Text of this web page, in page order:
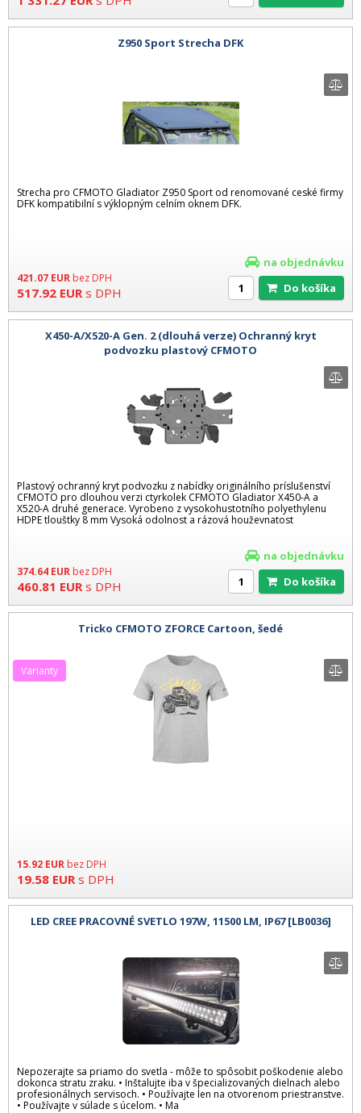
Z950 Sport Strecha DFK
Strecha pro CFMOTO Gladiator Z950 Sport od renomované ceské firmy
DFK kompatibilní s výklopným celním oknem DFK.
421.07 EUR bez DPH
517.92 EUR s DPH
na objednávku
Do košíka
X450-A/X520-A Gen. 2 (dlouhá verze) Ochranný kryt
podvozku plastový CFMOTO
Plastový ochranný kryt podvozku z nabídky originálního príslušenství
CFMOTO pro dlouhou verzi ctyrkolek CFMOTO Gladiator X450-A a
X520-A druhé generace. Vyrobeno z vysokohustotního polyethylenu
HDPE tlouštky 8 mm Vysoká odolnost a rázová houževnatost
374.64 EUR bez DPH
460.81 EUR s DPH
na objednávku
Do košíka
Tricko CFMOTO ZFORCE Cartoon, šedé
15.92 EUR bez DPH
19.58 EUR s DPH
varianty
LED CREE PRACOVNÉ SVETLO 197W, 11500 LM, IP67 [LB0036]
Nepozerajte sa priamo do svetla - môže to spôsobit poškodenie alebo
dokonca stratu zraku. • Inštalujte iba v špecializovaných dielnach alebo
profesionálnych servisoch. • Používajte len na otvorenom priestranstve.
• Používajte v súlade s úcelom. • Ma